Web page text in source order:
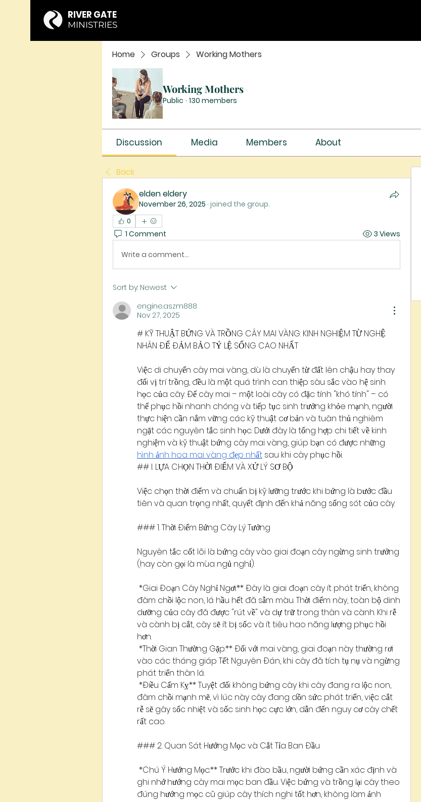
RIVER GATE
MINISTRIES
Home Groups Working Mothers
Working Mothers
Public · 130 members
Discussion Media Members About
Back
elden eldery
November 26, 2025 · joined the group.
0
1 Comment 3 Views
Write a comment...
Sort by: Newest
engine.aszm888
Nov 27, 2025
# KỸ THUẬT BỨNG VÀ TRỒNG CÂY MAI VÀNG: KINH NGHIỆM TỪ NGHỆ
NHÂN ĐỂ ĐẢM BẢO TỶ LỆ SỐNG CAO NHẤT
Việc di chuyển cây mai vàng, dù là chuyển từ đất lên chậu hay thay
đổi vị trí trồng, đều là một quá trình can thiệp sâu sắc vào hệ sinh
học của cây. Để cây mai – một loài cây có đặc tính "khó tính" – có
thể phục hồi nhanh chóng và tiếp tục sinh trưởng khỏe mạnh, người
thực hiện cần nắm vững các kỹ thuật cơ bản và tuân thủ nghiêm
ngặt các nguyên tắc sinh học. Dưới đây là tổng hợp chi tiết về kinh
hình ảnh hoa mai vàng đẹp nhất sau khi cây phục hồi.
## I. LỰA CHỌN THỜI ĐIỂM VÀ XỬ LÝ SƠ BỘ
Việc chọn thời điểm và chuẩn bị kỹ lưỡng trước khi bứng là bước đầu
tiên và quan trọng nhất, quyết định đến khả năng sống sót của cây.
### 1. Thời Điểm Bứng Cây Lý Tưởng
Nguyên tắc cốt lõi là bứng cây vào giai đoạn cây ngừng sinh trưởng
(hay còn gọi là mùa ngủ nghỉ).
*Giai Đoạn Cây Nghỉ Ngơi:** Đây là giai đoạn cây ít phát triển, không
đâm chồi lộc non, lá hầu hết đã sẫm màu. Thời điểm này, toàn bộ dinh
dưỡng của cây đã được "rút về" và dự trữ trong thân và cành. Khi rễ
và cành bị cắt, cây sẽ ít bị sốc và ít tiêu hao năng lượng phục hồi
hơn.
*Thời Gian Thường Gặp:** Đối với mai vàng, giai đoạn này thường rơi
vào các tháng giáp Tết Nguyên Đán, khi cây đã tích tụ nụ và ngừng
phát triển thân lá.
*Điều Cấm Kỵ:** Tuyệt đối không bứng cây khi cây đang ra lộc non,
đâm chồi mạnh mẽ, vì lúc này cây đang dồn sức phát triển, việc cắt
rễ sẽ gây sốc nhiệt và sốc sinh học cực lớn, dẫn đến nguy cơ cây chết
rất cao.
### 2. Quan Sát Hướng Mọc và Cắt Tỉa Ban Đầu
*Chú Ý Hướng Mọc:** Trước khi đào bầu, người bứng cần xác định và
ghi nhớ hướng cây mai mọc ban đầu. Việc bứng và trồng lại cây theo
đúng hướng mọc cũ giúp cây thích nghi tốt hơn, không làm ảnh